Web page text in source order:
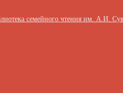
семейного чтения им. А.И.